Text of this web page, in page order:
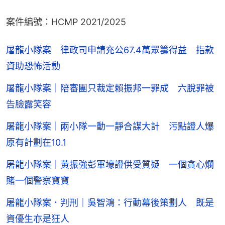
案件編號：HCMP 2021/2025
屠龍小隊案 律政司申請充公67.4萬眾籌得益 指款
資助恐怖活動
屠龍小隊案｜陪審團只裁定賴振邦一罪成 六脫罪被
告臉露笑容
屠龍小隊案｜兩小隊一動一靜合謀大計 污點證人爆
原有計劃在10.1
屠龍小隊案｜黃振強彭軍壕證供受質疑 一個貪心爛
賭一個警察寶寶
屠龍小隊案．判刑｜吳智鴻：行動幕後策劃人 既是
資優生亦是狂人